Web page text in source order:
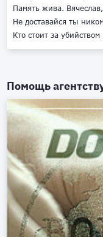
Память жива.
Не доставайся ты
Кто стоит за
Помощь